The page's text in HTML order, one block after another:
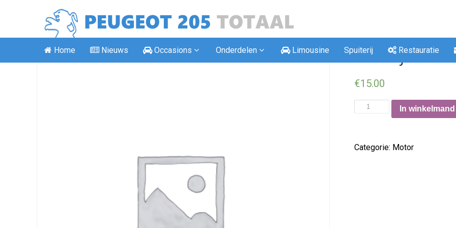
Home Nieuws Occasions Onderdelen Limousine Spuiterij Restauratie
€15.00
In winkelmand
Categorie: Motor